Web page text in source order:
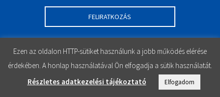
InstagramFacebook
YouTube
Ezen az oldalon HTTP-sütiket használunk a jobb működés elérése
érdekében. A honlap használatával Ön elfogadja a sütik használatát.
Részletes adatkezelési tájékoztató
Elfogadom